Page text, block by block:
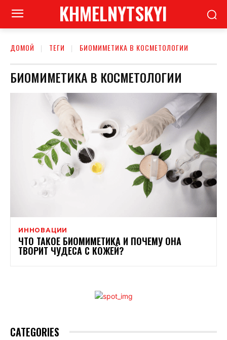
KHMELNYTSKYI
ДОМОЙ ТЕГИ БИОМИМЕТИКА В КОСМЕТОЛОГИИ
БИОМИМЕТИКА В КОСМЕТОЛОГИИ
ИННОВАЦИИ
ЧТО ТАКОЕ БИОМИМЕТИКА И ПОЧЕМУ ОНА
ТВОРИТ ЧУДЕСА С КОЖЕЙ?
CATEGORIES